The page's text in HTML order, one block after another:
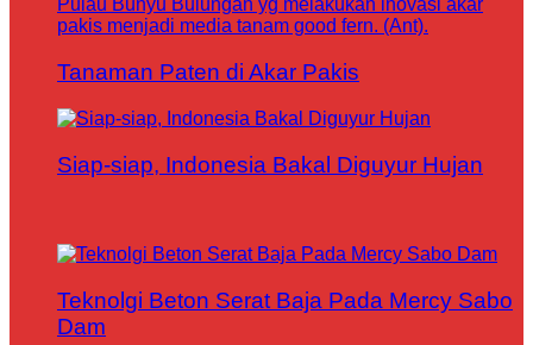
Tanaman Paten di Akar Pakis
Siap-siap, Indonesia Bakal Diguyur Hujan
Teknolgi Beton Serat Baja Pada Mercy Sabo
Dam